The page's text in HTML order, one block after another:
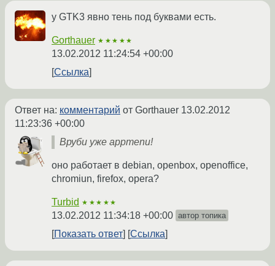
у GTK3 явно тень под буквами есть.
Gorthauer ★★★★★
13.02.2012 11:24:54 +00:00
Ссылка
Ответ на: комментарий от Gorthauer 13.02.2012
11:23:36 +00:00
Вруби уже appmenu!
оно работает в debian, openbox, openoffice,
chromiun, firefox, opera?
Turbid ★★★★★
13.02.2012 11:34:18 +00:00 автор топика
Показать ответ Ссылка